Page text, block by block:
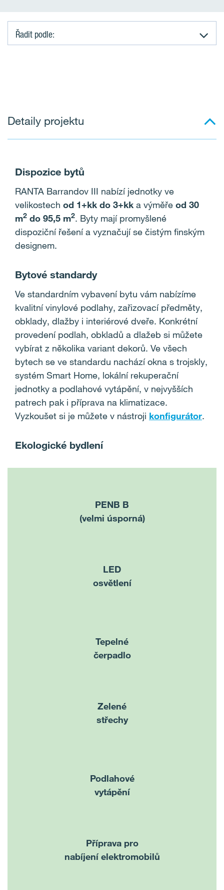
Řadit podle:
e
Detaily projektu
Dispozice bytů
RANTA Barrandov III nabízí jednotky ve
velikostech od 1+kk do 3+kk a výměře od 30
m2 do 95,5 m2. Byty mají promyšlené
dispoziční řešení a vyznačují se čistým finským
designem.
Bytové standardy
Ve standardním vybavení bytu vám nabízíme
kvalitní vinylové podlahy, zařizovací předměty,
obklady, dlažby i interiérové dveře. Konkrétní
provedení podlah, obkladů a dlažeb si můžete
vybírat z několika variant dekorů. Ve všech
bytech se ve standardu nachází okna s trojskly,
systém Smart Home, lokální rekuperační
jednotky a podlahové vytápění, v nejvyšších
patrech pak i příprava na klimatizace.
Vyzkoušet si je můžete v nástroji konfigurátor.
Ekologické bydlení
PENB B
(velmi úsporná)
LED
osvětlení
Tepelné
čerpadlo
Zelené
střechy
Podlahové
vytápění
Příprava pro
nabíjení elektromobilů